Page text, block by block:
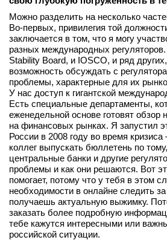
Можно разделить на несколько
Во-первых, привилегия той
заключается в том, что я могу
разных международных
Stability Board, и IOSCO, и ряд
возможность обсуждать с
проблемы, характерные для их
У нас доступ к гигантской
Есть специальные департаменты,
еженедельной основе готовят обзор
на финансовых рынках. Я запустил
России в 2008 году во время
коллег выпускать бюллетень по
центральные банки и другие
проблемы и как они решаются. Вот
помогает, потому что у тебя в этом
необходимости в онлайне следить
получаешь актуальную выжимку.
заказать более подробную
тебе кажутся интересными или
российской ситуации.